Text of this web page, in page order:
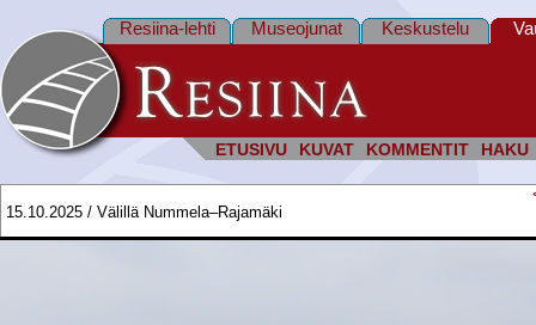
ETUSIVU KUVAT KOMMENTIT HAKU
Resiina-lehti Museojunat Keskustelu
15.10.2025 / Välillä Nummela–Rajamäki